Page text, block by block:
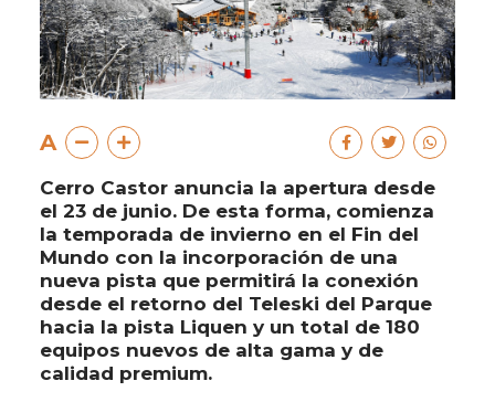
A
Cerro Castor anuncia la apertura desde
el 23 de junio. De esta forma, comienza
la temporada de invierno en el Fin del
Mundo con la incorporación de una
nueva pista que permitirá la conexión
desde el retorno del Teleski del Parque
hacia la pista Liquen y un total de 180
equipos nuevos de alta gama y de
calidad premium.